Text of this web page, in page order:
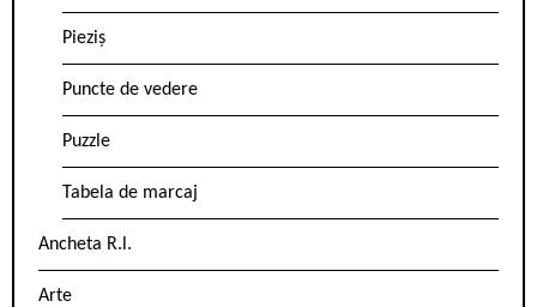
Pieziș
Puncte de vedere
Puzzle
Tabela de marcaj
Ancheta R.l.
Arte